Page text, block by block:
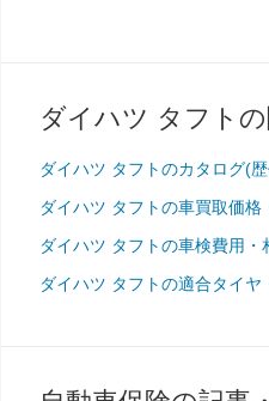
ダイハツ タフト
ダイハツ タフトのカタログ(
ダイハツ タフトの車買取価格
ダイハツ タフトの車検費用・
ダイハツ タフトの適合タイヤ